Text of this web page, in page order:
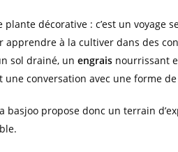
plante décorative : c’est un
apprendre à la cultiver dans des
sol drainé, un engrais nourrissant
conversation avec une forme
basjoo propose donc un terrain